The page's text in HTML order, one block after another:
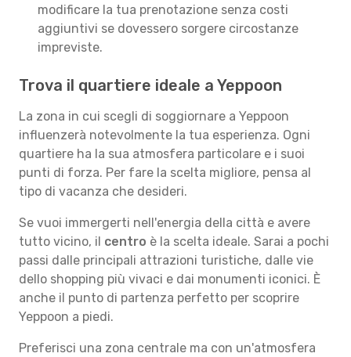
modificare la tua prenotazione senza costi
aggiuntivi se dovessero sorgere circostanze
impreviste.
Trova il quartiere ideale a Yeppoon
La zona in cui scegli di soggiornare a Yeppoon
influenzerà notevolmente la tua esperienza. Ogni
quartiere ha la sua atmosfera particolare e i suoi
punti di forza. Per fare la scelta migliore, pensa al
tipo di vacanza che desideri.
Se vuoi immergerti nell'energia della città e avere
tutto vicino, il centro è la scelta ideale. Sarai a pochi
passi dalle principali attrazioni turistiche, dalle vie
dello shopping più vivaci e dai monumenti iconici. È
anche il punto di partenza perfetto per scoprire
Yeppoon a piedi.
Preferisci una zona centrale ma con un'atmosfera